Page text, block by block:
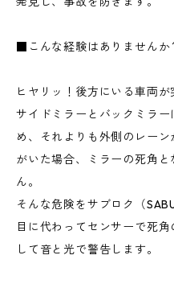
■こんな経験はありませんか
ヒヤリッ！後方にいる車両
サイドミラーとバックミラ
め、それよりも外側のレー
がいた場合、ミラーの死角
ん。
そんな危険をサブロク（
目に代わってセンサーで死
して音と光で警告します。